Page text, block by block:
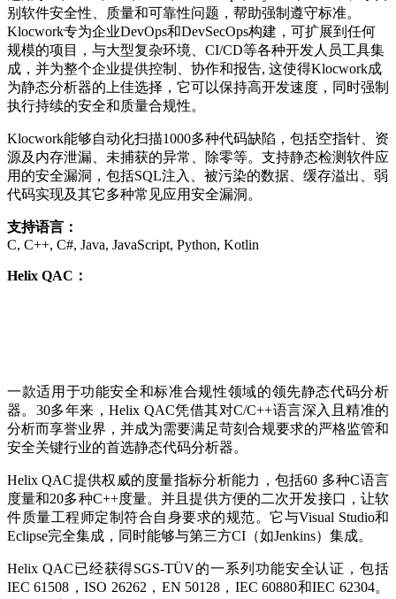
别软件安全性、质量和可靠性问题，帮助强制遵守标准。
Klocwork专为企业DevOps和DevSecOps构建，可扩展到任何
规模的项目，与大型复杂环境、CI/CD等各种开发人员工具集
成，并为整个企业提供控制、协作和报告, 这使得Klocwork成
为静态分析器的上佳选择，它可以保持高开发速度，同时强制
执行持续的安全和质量合规性。
Klocwork能够自动化扫描1000多种代码缺陷，包括空指针、资
源及内存泄漏、未捕获的异常、除零等。支持静态检测软件应
用的安全漏洞，包括SQL注入、被污染的数据、缓存溢出、弱
代码实现及其它多种常见应用安全漏洞。
支持语言：
C, C++, C#, Java, JavaScript, Python, Kotlin
Helix QAC：
一款适用于功能安全和标准合规性领域的领先静态代码分析
器。30多年来，Helix QAC凭借其对C/C++语言深入且精准的
分析而享誉业界，并成为需要满足苛刻合规要求的严格监管和
安全关键行业的首选静态代码分析器。
Helix QAC提供权威的度量指标分析能力，包括60 多种C语言
度量和20多种C++度量。并且提供方便的二次开发接口，让软
件质量工程师定制符合自身要求的规范。它与Visual Studio和
Eclipse完全集成，同时能够与第三方CI（如Jenkins）集成。
Helix QAC已经获得SGS-TÜV的一系列功能安全认证，包括
IEC 61508，ISO 26262，EN 50128，IEC 60880和IEC 62304。